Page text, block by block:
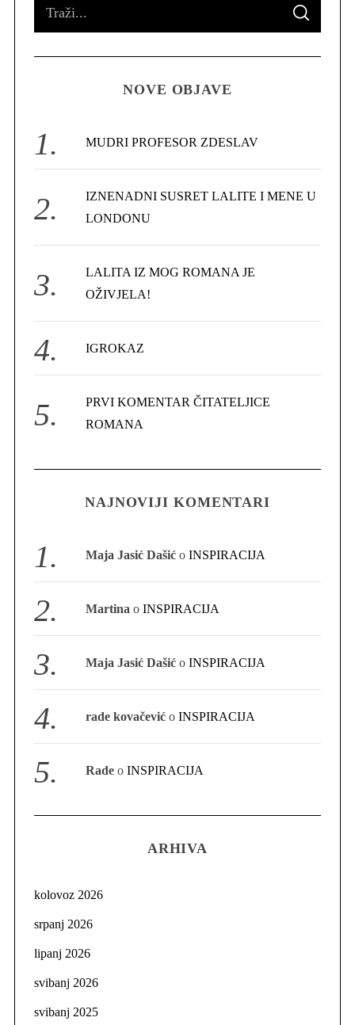
o
S
A
C
NOVE OBJAVE
MUDRI PROFESOR ZDESLAV
IZNENADNI SUSRET LALITE I MENE U
LONDONU
LALITA IZ MOG ROMANA JE
OŽIVJELA!
IGROKAZ
PRVI KOMENTAR ČITATELJICE
ROMANA
NAJNOVIJI KOMENTARI
Maja Jasić Dašić oINSPIRACIJA
Martina oINSPIRACIJA
Maja Jasić Dašić oINSPIRACIJA
rade kovačević oINSPIRACIJA
Rade oINSPIRACIJA
ARHIVA
kolovoz 2026
srpanj 2026
lipanj 2026
svibanj 2026
svibanj 2025
e
a
r
c
f
: